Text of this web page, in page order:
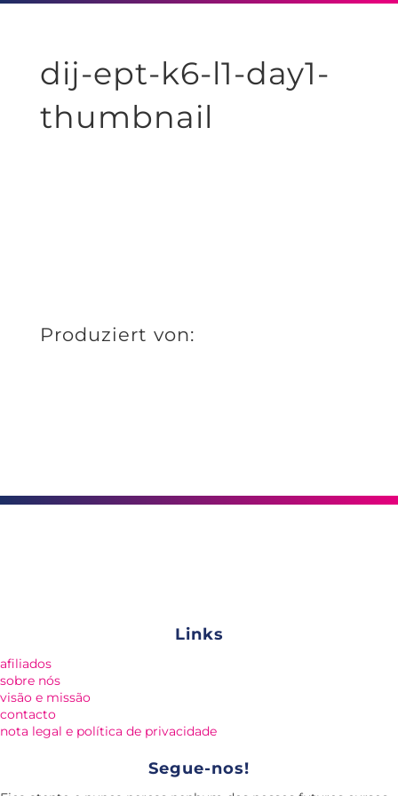
dij-ept-k6-l1-day1-
thumbnail
Produziert von:
Links
afiliados
sobre nós
visão e missão
contacto
nota legal e política de privacidade
Segue-nos!